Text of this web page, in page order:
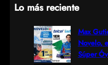
a
Lo más reciente
Max
Novelo,
Súper